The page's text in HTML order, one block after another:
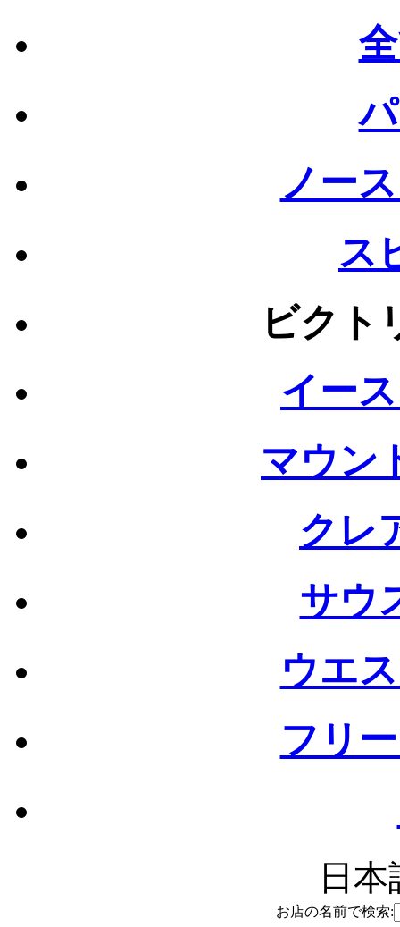
ノー
ス
ビクト
イー
マウン
クレ
サウ
ウエ
フリ
日
お店の名前で検索: